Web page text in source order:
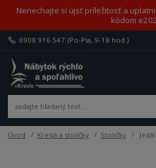
Nenechajte si újsť príležitosť a
kódom
0908 916 547 (Po-Pia, 9-18 hod.)
Úvod Kreslá a stoličky Stoličky